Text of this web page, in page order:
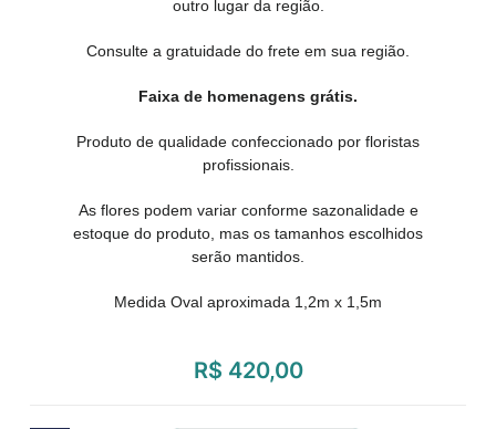
outro lugar da região.
Consulte a gratuidade do frete em sua região.
Faixa de homenagens grátis.
Produto de qualidade confeccionado por floristas
profissionais.
As flores podem variar conforme sazonalidade e
estoque do produto, mas os tamanhos escolhidos
serão mantidos.
Medida Oval aproximada 1,2m x 1,5m
R$ 420,00